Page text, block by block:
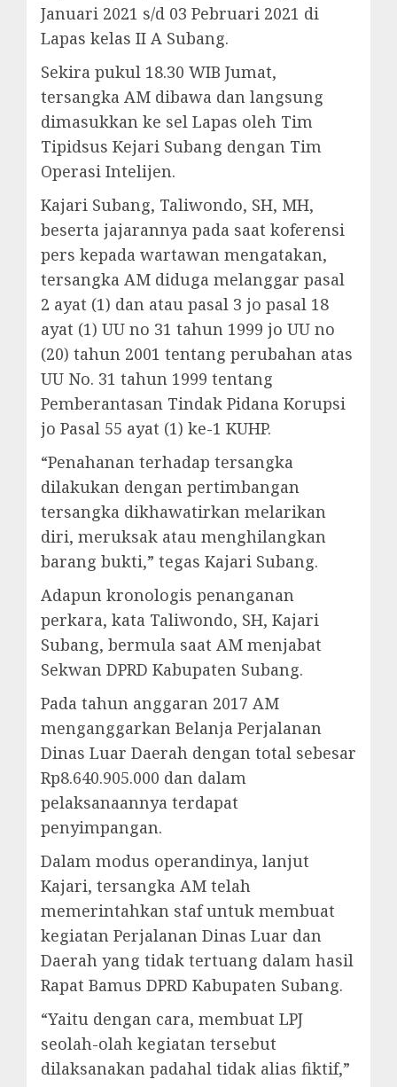
Januari 2021 s/d 03 Pebruari 2021 di
Lapas kelas II A Subang.
Sekira pukul 18.30 WIB Jumat,
tersangka AM dibawa dan langsung
dimasukkan ke sel Lapas oleh Tim
Tipidsus Kejari Subang dengan Tim
Operasi Intelijen.
Kajari Subang, Taliwondo, SH, MH,
beserta jajarannya pada saat koferensi
pers kepada wartawan mengatakan,
tersangka AM diduga melanggar pasal
2 ayat (1) dan atau pasal 3 jo pasal 18
ayat (1) UU no 31 tahun 1999 jo UU no
(20) tahun 2001 tentang perubahan atas
UU No. 31 tahun 1999 tentang
Pemberantasan Tindak Pidana Korupsi
jo Pasal 55 ayat (1) ke-1 KUHP.
“Penahanan terhadap tersangka
dilakukan dengan pertimbangan
tersangka dikhawatirkan melarikan
diri, meruksak atau menghilangkan
barang bukti,” tegas Kajari Subang.
Adapun kronologis penanganan
perkara, kata Taliwondo, SH, Kajari
Subang, bermula saat AM menjabat
Sekwan DPRD Kabupaten Subang.
Pada tahun anggaran 2017 AM
menganggarkan Belanja Perjalanan
Dinas Luar Daerah dengan total sebesar
Rp8.640.905.000 dan dalam
pelaksanaannya terdapat
penyimpangan.
Dalam modus operandinya, lanjut
Kajari, tersangka AM telah
memerintahkan staf untuk membuat
kegiatan Perjalanan Dinas Luar dan
Daerah yang tidak tertuang dalam hasil
Rapat Bamus DPRD Kabupaten Subang.
“Yaitu dengan cara, membuat LPJ
seolah-olah kegiatan tersebut
dilaksanakan padahal tidak alias fiktif,”